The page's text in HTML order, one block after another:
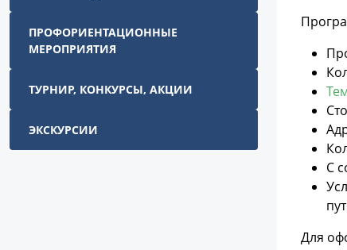
ПРОФОРИЕНТАЦИОННЫЕ
МЕРОПРИЯТИЯ
ТУРНИР, КОНКУРСЫ, АКЦИИ
ЭКСКУРСИИ
С
Для